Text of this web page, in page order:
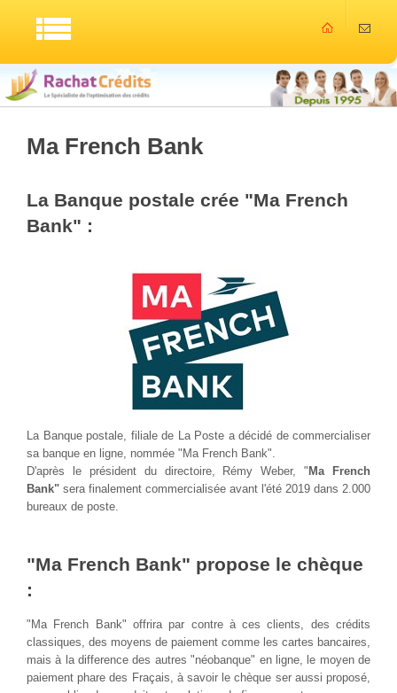
Ma French Bank
La Banque postale crée "Ma French
Bank" :
La Banque postale, filiale de La Poste a décidé de commercialiser
sa banque en ligne, nommée "Ma French Bank".
D'après le président du directoire, Rémy Weber, " Ma French
Bank" sera finalement commercialisée avant l'été 2019 dans 2.000
bureaux de poste.
"Ma French Bank" propose le chèque
:
"Ma French Bank" offrira par contre à ces clients, des crédits
classiques, des moyens de paiement comme les cartes bancaires,
mais à la difference des autres "néobanque" en ligne, le moyen de
paiement phare des Fraçais, à savoir le chèque ser aussi proposé,